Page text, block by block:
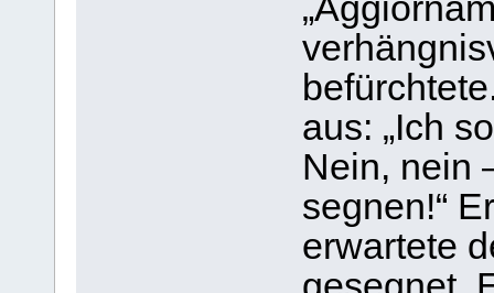
aus: „Ich
Nein, nein
segnen!“
erwartete